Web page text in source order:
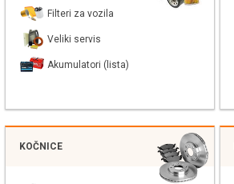
Filteri za vozila
Veliki servis
Akumulatori (lista)
KOČNICE